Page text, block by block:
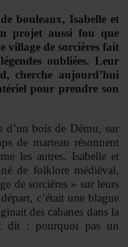
bouleaux, Isabelle et
projet aussi fou que
village de sorcières fait
oubliées. Leur
, cherche aujourd’hui
pour prendre son
d’un bois de Dému, sur
de marteau résonnent
les autres. Isabelle et
de folklore médiéval,
de sorcières » sur leurs
c’était une blague
des cabanes dans la
dit : pourquoi pas un